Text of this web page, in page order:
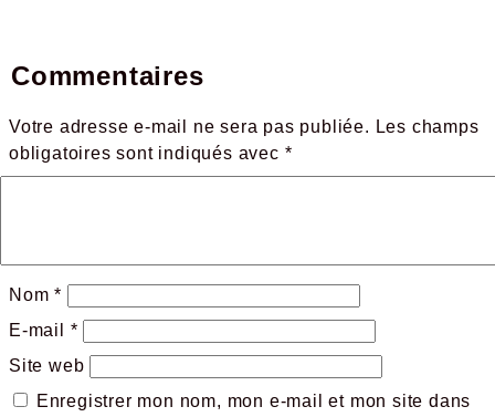
Commentaires
Votre adresse e-mail ne sera pas publiée. Les champs
obligatoires sont indiqués avec *
Nom*
E-mail *
Site web
Enregistrer mon nom, mon e-mail et mon site dans